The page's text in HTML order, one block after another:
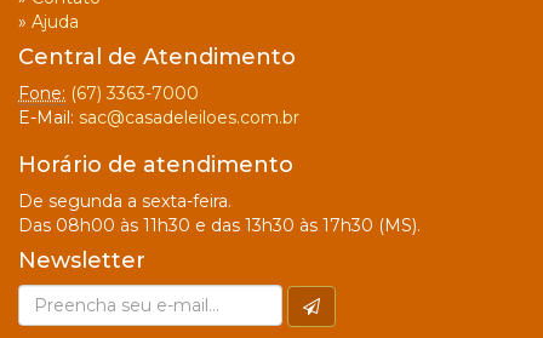
» Ajuda
Central de Atendimento
Fone: (67) 3363-7000
E-Mail: sac@casadeleiloes.com.br
Horário de atendimento
De segunda a sexta-feira.
Das 08h00 às 11h30 e das 13h30 às 17h30 (MS).
Newsletter